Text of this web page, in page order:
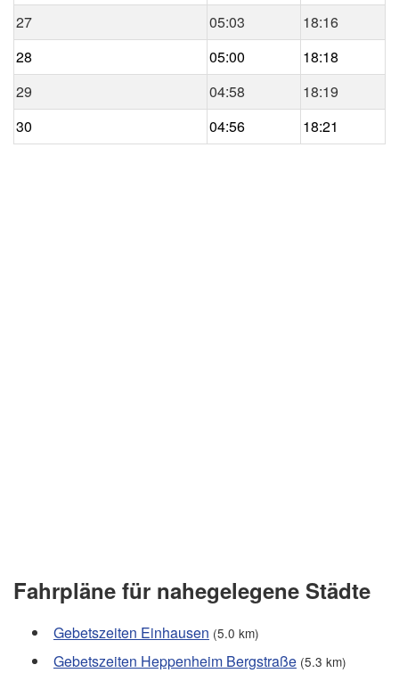
27
05:03
18:16
28
05:00
18:18
29
04:58
18:19
30
04:56 18:21
Fahrpläne für nahegelegene Städte
Gebetszeiten Einhausen (5.0 km)
Gebetszeiten Heppenheim Bergstraße (5.3 km)